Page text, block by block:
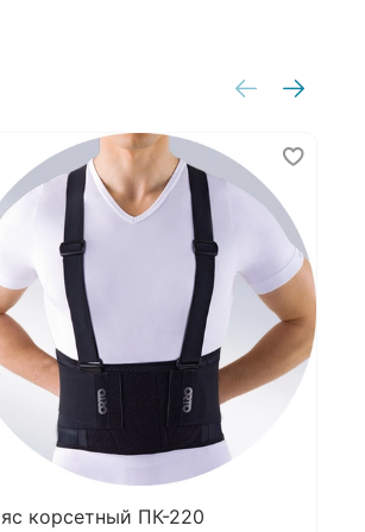
выверенной высоте основы;
ребра
благодаря
в подмышечной
вставок;
и комфортен при
степень фиксации
крестцового отделов
реабилитации после
корсетный ПК-220